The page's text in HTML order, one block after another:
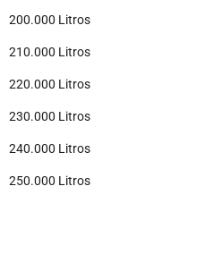
200.000 Litros
210.000 Litros
220.000 Litros
230.000 Litros
240.000 Litros
250.000 Litros